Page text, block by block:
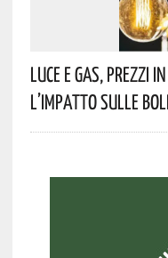
Luce E Gas, Prezzi
L’impatto Sulle